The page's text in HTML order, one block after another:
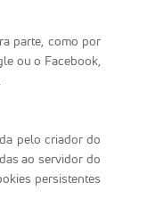
parte, como por
ou o Facebook,
pelo criador do
ao servidor do
persistentes